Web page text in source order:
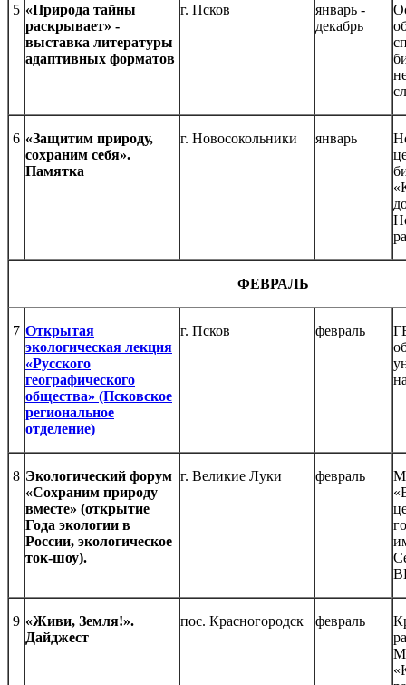
5 «Природа тайны
раскрывает» -
выставка литературы
адаптивных форматов
г. Псков
январь -
декабрь
6 «Защитим природу,
сохраним себя».
Памятка
г. Новосокольники январь
ФЕВРАЛЬ
7 Открытая
экологическая лекция
«Русского
географического
общества» (Псковское
региональное
отделение)
г. Псков февраль
8 Экологический форум
«Сохраним природу
вместе» (открытие
Года экологии в
России, экологическое
ток-шоу).
г. Великие Луки февраль
9 «Живи, Земля!».
Дайджест
пос. Красногородск февраль